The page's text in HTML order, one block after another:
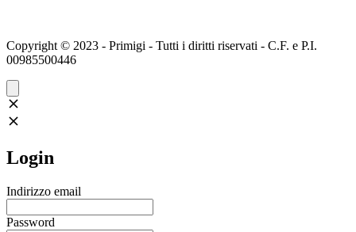
Copyright © 2023 - Primigi - Tutti i diritti riservati - C.F. e P.I.
00985500446
Login
Indirizzo email
Password